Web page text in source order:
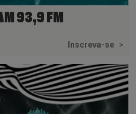
93,9 FM
Inscreva-se >